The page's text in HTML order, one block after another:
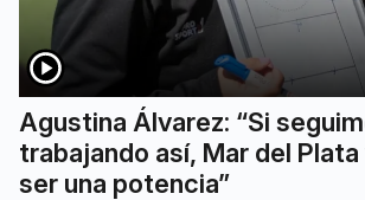
Agustina Álvarez: “Si
trabajando así, Mar del
ser una potencia”